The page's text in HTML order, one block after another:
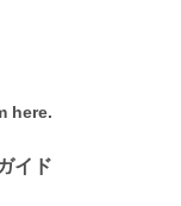
here.
イド